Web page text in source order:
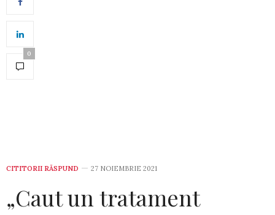
0
CITITORII RĂSPUND 27 NOIEMBRIE 2021
„Caut un tratament